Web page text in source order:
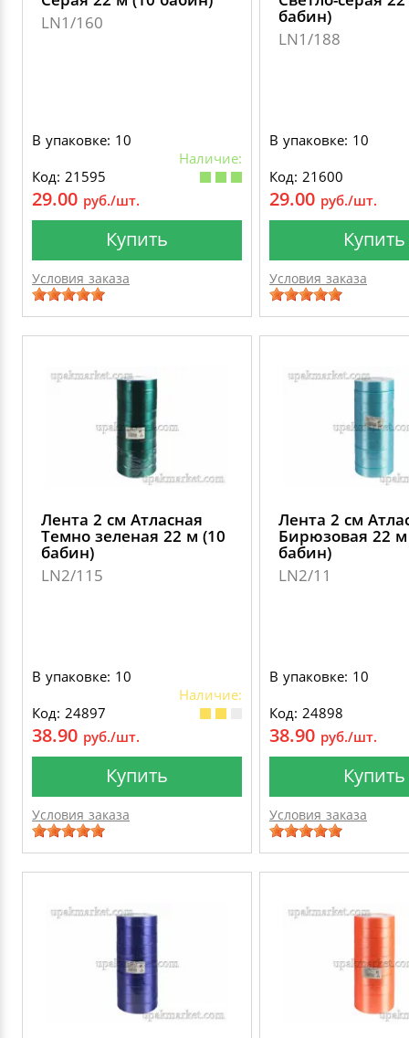
LN1/160
В упаковке: 10
Наличие:
Код: 21595
29.00 руб./шт.
Купить
Условия заказа
бабин)
LN1/188
В упаковке: 10
Код: 21600
29.00 руб./шт.
Купить
Условия заказа
Лента 2 см Атласная
Темно зеленая 22 м (10
бабин)
LN2/115
В упаковке: 10
Наличие:
Код: 24897
38.90 руб./шт.
Купить
Условия заказа
Лента 2 см
Бирюзовая 22 м
бабин)
LN2/11
В упаковке: 10
Код: 24898
38.90 руб./шт.
Купить
Условия заказа